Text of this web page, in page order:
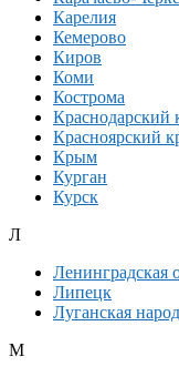
Карелия
Кемерово
Киров
Коми
Кострома
Краснодарский
Красноярский
Крым
Курган
Курск
Л
Ленинградская
Липецк
Луганская
М